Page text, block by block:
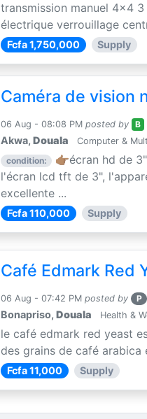
transmission manuel 4x4
électrique verrouillage
Fcfa 1,750,000 Supply
Caméra de vision
06 Aug - 08:08 PM posted by B
Akwa,Douala
Computer &
condition: 👉🏽écran hd de
l'écran lcd tft de 3",
excellente ...
Fcfa 110,000 Supply
Café Edmark Red
06 Aug - 07:42 PM posted by P
Bonapriso,Douala Health &
le café edmark red yeast
des grains de café
Fcfa 11,000 Supply